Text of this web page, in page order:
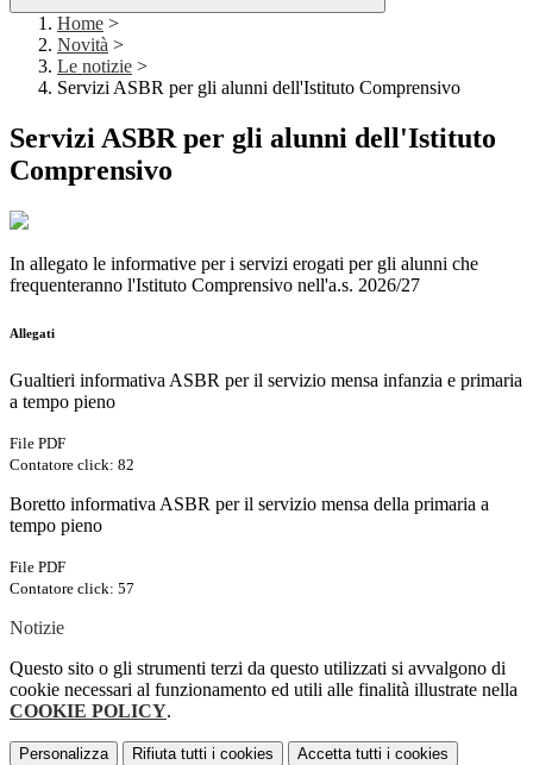
Home >
Novità >
Le notizie >
Servizi ASBR per gli alunni dell'Istituto Comprensivo
Servizi ASBR per gli alunni dell'Istituto
Comprensivo
In allegato le informative per i servizi erogati per gli alunni che
frequenteranno l'Istituto Comprensivo nell'a.s. 2026/27
Allegati
Gualtieri informativa ASBR per il servizio mensa infanzia e primaria
a tempo pieno
File PDF
Contatore click: 82
Boretto informativa ASBR per il servizio mensa della primaria a
tempo pieno
File PDF
Contatore click: 57
Notizie
Questo sito o gli strumenti terzi da questo utilizzati si avvalgono di
cookie necessari al funzionamento ed utili alle finalità illustrate nella
COOKIE POLICY.
Personalizza Rifiuta tutti i cookies Accetta tutti i cookies